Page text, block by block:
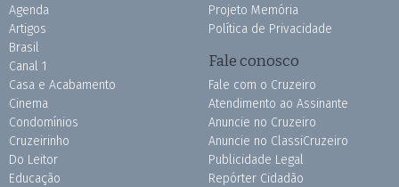
Agenda
Artigos
Brasil
Canal 1
Casa e Acabamento
Cinema
Condomínios
Cruzeirinho
Do Leitor
Educação
Projeto Memória
Política de Privacidade
Fale conosco
Fale com o Cruzeiro
Atendimento ao Assinante
Anuncie no Cruzeiro
Anuncie no ClassiCruzeiro
Publicidade Legal
Repórter Cidadão